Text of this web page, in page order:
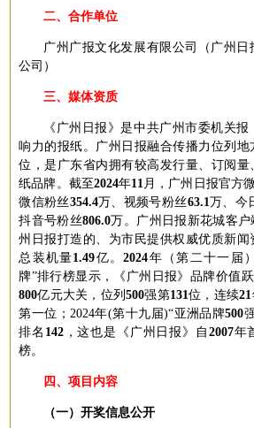
二、合作单位
广州广报文化发展有限公司（广州
公司）
三、媒体资质
《广州日报》是中共广州市委机关
响力的报纸。广州日报融合传播力位列地
位，是广东省内拥有较高发行量、订阅
纸品牌。 截至2024年11月，广州日报官方
微信粉丝354.4万、视频号粉丝63.1万、今
抖音号粉丝806.0万。广州日报新花城客
州日报打造的、为市民提供权威优质新闻
总装机量1.49亿。2024年（第二十一届
牌”排行榜显示，《广州日报》品牌价值
800亿元大关，位列500强第131位，连续21
第一位； 2024年(第十九届)“亚洲品牌500
排名 142，这也是《广州日报》自 2007年
榜。
四、项目内容
（一）开奖信息公开